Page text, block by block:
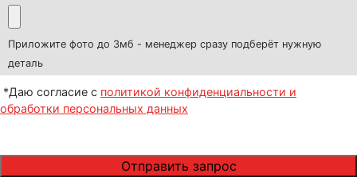
Приложите фото до 3мб - менеджер сразу подберёт нужную
деталь
*Даю согласие с политикой конфиденциальности и
обработки персональных данных